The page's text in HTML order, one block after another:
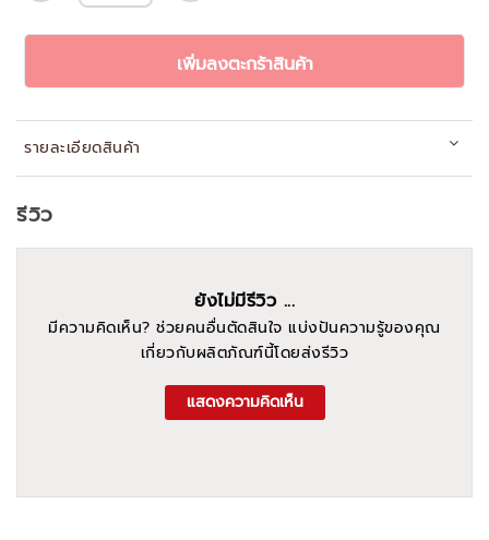
เพิ่มลงตะกร้าสินค้า
รายละเอียดสินค้า
รีวิว
ยังไม่มีรีวิว ...
มีความคิดเห็น? ช่วยคนอื่นตัดสินใจ แบ่งปันความรู้ของคุณ
เกี่ยวกับผลิตภัณฑ์นี้โดยส่งรีวิว
แสดงความคิดเห็น